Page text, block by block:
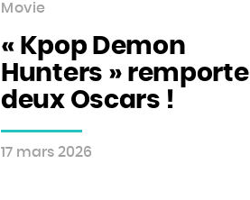
Movie
« Kpop Demon
Hunters » remporte
deux Oscars !
17 mars 2026